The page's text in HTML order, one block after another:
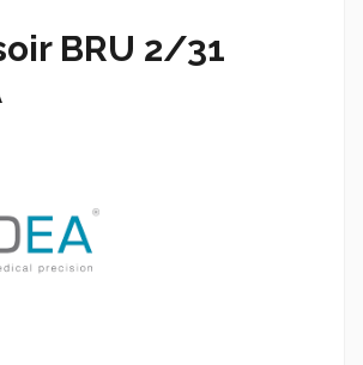
BRU 2/31